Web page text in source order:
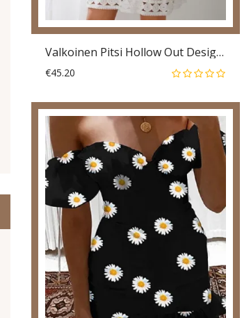
Valkoinen Pitsi Hollow Out Design Korkealla Kaulalla Pitkähihainen Tyylikäs Mekko
€45.20